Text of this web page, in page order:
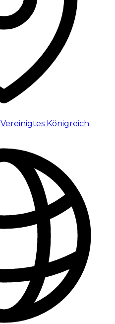
Vereinigtes Königreich